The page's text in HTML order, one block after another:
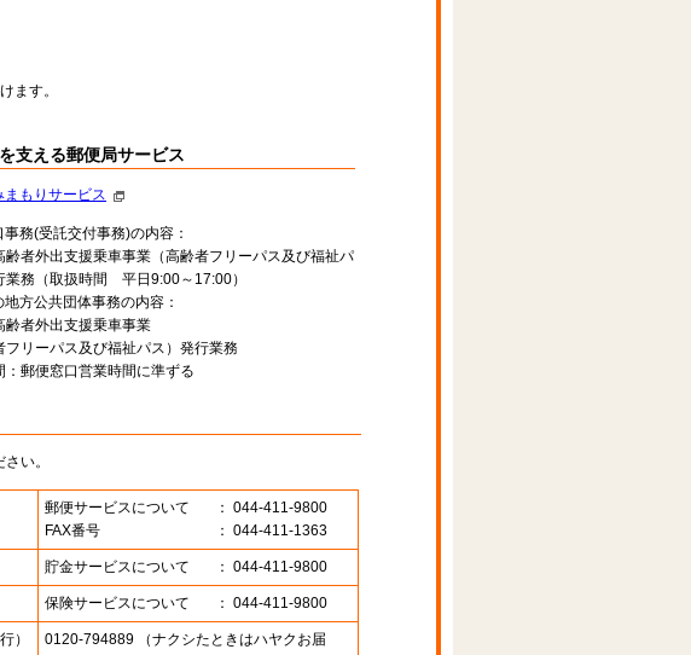
ます。
支える郵便局サービス
まもりサービス
事務(受託交付事務)の内容：
齢者外出支援乗車事業（高齢者フリーパス及び福祉パ
業務（取扱時間 平日9:00～17:00）
地方公共団体事務の内容：
齢者外出支援乗車事業
フリーパス及び福祉パス）発行業務
：郵便窓口営業時間に準ずる
い。
郵便サービスについて
： 044-411-9800
FAX番号
： 044-411-1363
貯金サービスについて ： 044-411-9800
保険サービスについて ： 044-411-9800
）
0120-794889 （ナクシたときはハヤクお届